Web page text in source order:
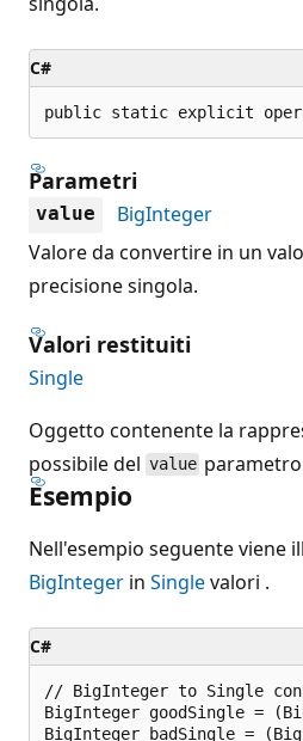
C#
public static explicit
Parametri
value
BigInteger
Valore da convertire in un
precisione singola.
Valori restituiti
Single
Oggetto contenente la
possibile del value
Esempio
Nell'esempio seguente viene
BigInteger in Singlevalori .
C#
// BigInteger to Single
BigInteger goodSingle =
BigInteger badSingle =